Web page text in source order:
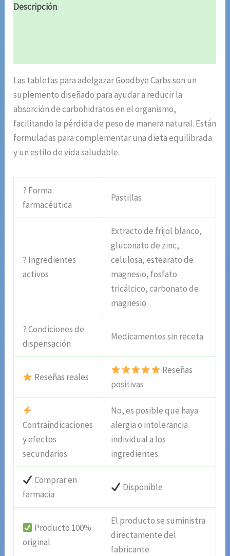
Descripción
Las tabletas para adelgazar Goodbye Carbs son un
suplemento diseñado para ayudar a reducir la
absorción de carbohidratos en el organismo,
facilitando la pérdida de peso de manera natural. Están
formuladas para complementar una dieta equilibrada
y un estilo de vida saludable.
? Forma
farmacéutica
Pastillas
? Ingredientes
activos
Extracto de frijol blanco,
gluconato de zinc,
celulosa, estearato de
magnesio, fosfato
tricálcico, carbonato de
magnesio
? Condiciones de
dispensación
Medicamentos sin receta
Reseñas reales
Reseñas
positivas
Contraindicaciones
y efectos
secundarios
No, es posible que haya
alergia o intolerancia
individual a los
ingredientes.
Comprar en
farmacia
Disponible
Producto 100%
original
El producto se suministra
directamente del
fabricante